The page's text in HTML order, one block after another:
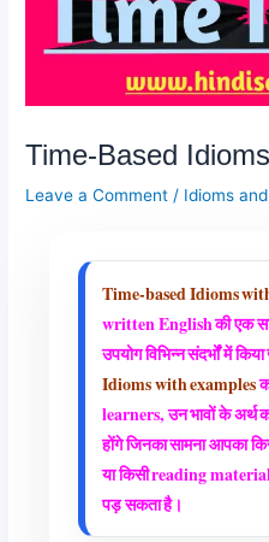
Time-Based
Leave a Comment / Idioms
Time-based Idioms
written English की एक
उपयोग विभिन्न संदर्भों में
Idioms with examples
learners, उन भावों के अर्थ
होंगे जिनका सामना आपका
या किसी reading
पड़ सकता है।